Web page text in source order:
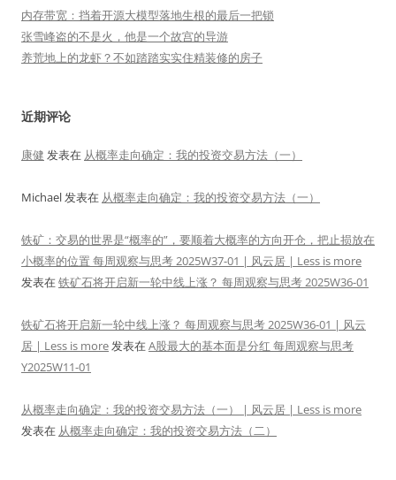
内存带宽：挡着开源大模型落地生根的最后一把锁
张雪峰盗的不是火，他是一个故宫的导游
养荒地上的龙虾？不如踏踏实实住精装修的房子
近期评论
康健 发表在 从概率走向确定：我的投资交易方法（一）
Michael发表在 从概率走向确定：我的投资交易方法（一）
铁矿：交易的世界是“概率的”，要顺着大概率的方向开仓，把止损放在
小概率的位置 每周观察与思考 2025W37-01 | 风云居 | Less is more
发表在铁矿石将开启新一轮中线上涨？ 每周观察与思考 2025W36-01
铁矿石将开启新一轮中线上涨？ 每周观察与思考 2025W36-01 | 风云
居 | Less is more发表在A股最大的基本面是分红 每周观察与思考
Y2025W11-01
从概率走向确定：我的投资交易方法（一） | 风云居 | Less is more
发表在 从概率走向确定：我的投资交易方法（二）